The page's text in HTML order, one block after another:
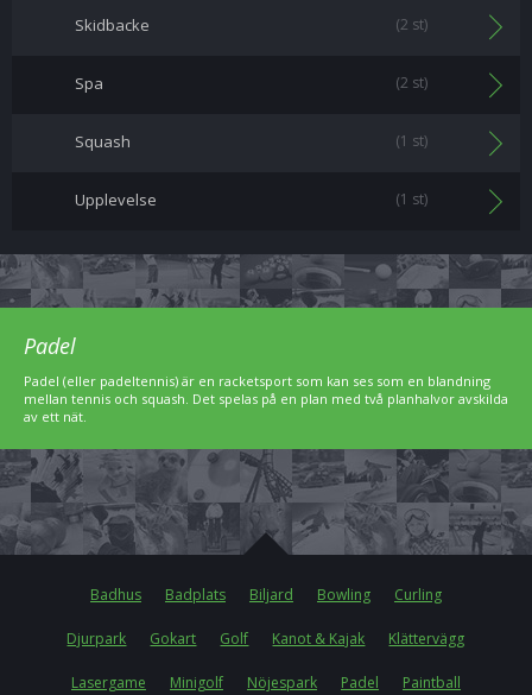
Skidbacke (2 st)
Spa (2 st)
Squash (1 st)
Upplevelse (1 st)
Padel
Padel (eller padeltennis) är en racketsport som kan ses som en blandning
mellan tennis och squash. Det spelas på en plan med två planhalvor avskilda
av ett nät.
Badhus Badplats Biljard Bowling Curling
Djurpark Gokart Golf Kanot & Kajak Klättervägg
Lasergame Minigolf Nöjespark Padel Paintball